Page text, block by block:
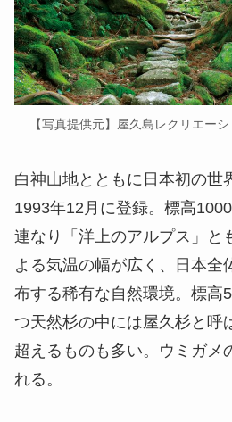
【写真提供元】屋久島レクリエー
白神山地とともに日本初の世
1993年12月に登録。標高
連なり「洋上のアルプス」と
よる気温の幅が広く、日本全
布する稀有な自然環境。標高
つ天然杉の中には屋久杉と呼
超えるものも多い。ウミガメ
れる。